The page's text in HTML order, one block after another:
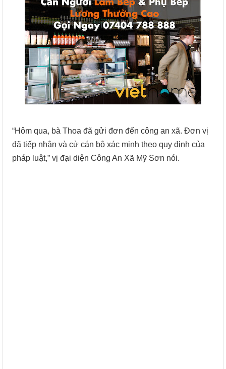
“Hôm qua, bà Thoa đã gửi đơn đến công an xã. Đơn vị
đã tiếp nhận và cử cán bộ xác minh theo quy định của
pháp luật,” vị đại diện Công An Xã Mỹ Sơn nói.